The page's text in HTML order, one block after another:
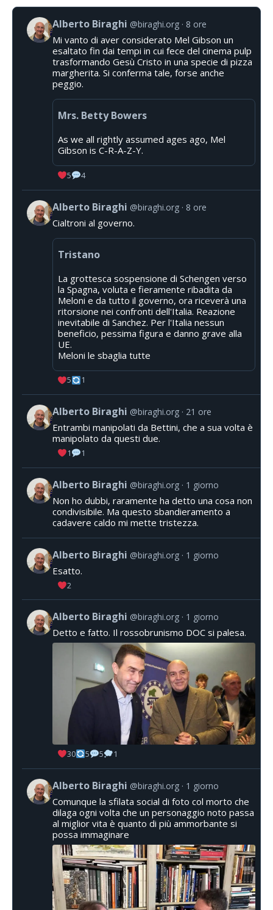
Alberto Biraghi @biraghi.org 8 ore
Mi vanto di aver considerato Mel Gibson un
esaltato fin dai tempi in cui fece del cinema pulp
trasformando Gesù Cristo in una specie di pizza
margherita. Si conferma tale, forse anche
peggio.
Mrs. Betty Bowers
As we all rightly assumed ages ago, Mel
Gibson is C-R-A-Z-Y.
5 4
Alberto Biraghi @biraghi.org 8 ore
Cialtroni al governo.
Tristano
La grottesca sospensione di Schengen verso
la Spagna, voluta e fieramente ribadita da
Meloni e da tutto il governo, ora riceverà una
ritorsione nei confronti dell'Italia. Reazione
inevitabile di Sanchez. Per l'Italia nessun
beneficio, pessima figura e danno grave alla
UE.
Meloni le sbaglia tutte
5 1
Alberto Biraghi @biraghi.org 21 ore
Entrambi manipolati da Bettini, che a sua volta è
manipolato da questi due.
1 1
Alberto Biraghi @biraghi.org 1 giorno
Non ho dubbi, raramente ha detto una cosa non
condivisibile. Ma questo sbandieramento a
cadavere caldo mi mette tristezza.
Alberto Biraghi @biraghi.org 1 giorno
Esatto.
2
Alberto Biraghi @biraghi.org 1 giorno
Detto e fatto. Il rossobrunismo DOC si palesa.
30 5 5 1
Alberto Biraghi @biraghi.org 1 giorno
Comunque la sfilata social di foto col morto che
dilaga ogni volta che un personaggio noto passa
al miglior vita è quanto di più ammorbante si
possa immaginare